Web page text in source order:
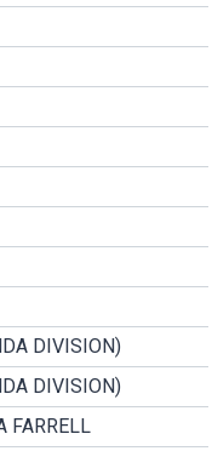
DIVISION)
DIVISION)
FARRELL